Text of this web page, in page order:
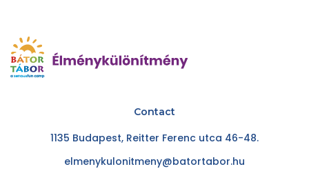
Contact
1135 Budapest, Reitter Ferenc utca 46-48.
elmenykulonitmeny@batortabor.hu